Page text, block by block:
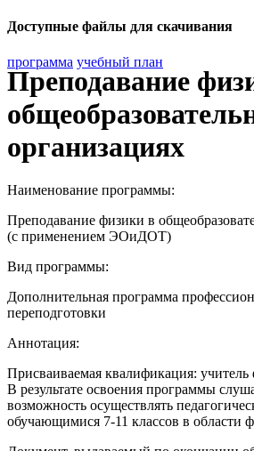
Доступные файлы для скачивания
программа учебный план
Преподавание
организациях
Наименование программы:
Преподавание физики в
(с применением ЭОиДОТ)
Вид программы:
Дополнительная программа
переподготовки
Аннотация:
Присваиваемая квалификация: учитель
В результате освоения программы
возможность осуществлять
обучающимися 7-11 классов в области